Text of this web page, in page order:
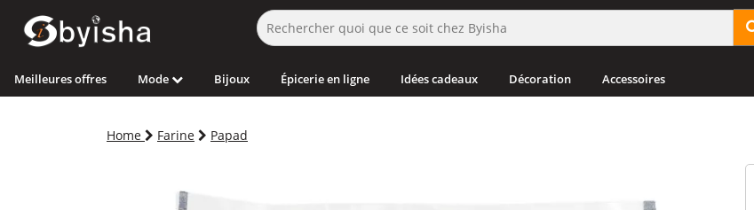
Meilleures offres Mode Bijoux Épicerie en ligne Idées cadeaux Décoration Accessoires
Home Farine Papad